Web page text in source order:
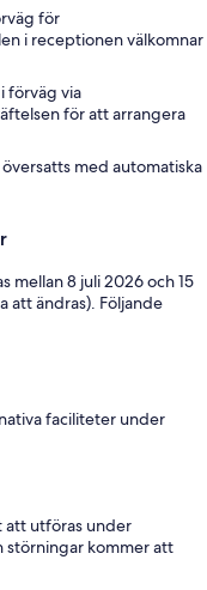
för
i receptionen välkomnar
förväg via
för att arrangera
med automatiska
mellan 8 juli 2026 och 15
att ändras). Följande
faciliteter under
att utföras under
störningar kommer att